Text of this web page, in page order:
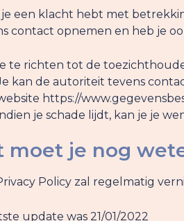
een klacht hebt met
contact opnemen en heb je
te richten tot de
kan de autoriteit tevens
https://
je schade lijdt, kan je je
moet je nog
Policy zal regelmatig
update was 21/01/2022